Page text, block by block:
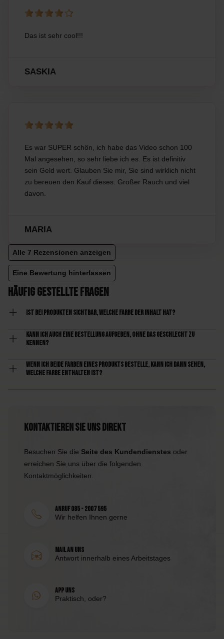
Das ist sehr cool!!!
SASKIA
Es war SUPER schön, ich habe das Video schon 100
Mal angesehen, so sehr liebe ich es. Es ist definitiv
sein Geld wert. Glauben Sie mir, Sie sind wirklich nicht
zu bereuen den Kauf dieses. Großer Rauch und viel
davon.
MARIA
Alle 7 Rezensionen anzeigen
Eine Bewertung hinterlassen
Häufig gestellte Fragen
Ist bei Produkten sichtbar, welche Farbe der Inhalt hat?
Kann ich auch eine Bestellung aufgeben, ohne das Geschlecht zu
kennen?
Wenn ich beide Farben eines Produkts bestelle, kann ich dann sehen,
welche Farbe enthalten ist?
Kontaktieren Sie uns direkt
Besuchen Sie die Seite des Kundendienstes oder
erreichen Sie uns über die folgenden
Kontaktmöglichkeiten.
Anruf 085 - 2007 595
Wir helfen Ihnen gerne
Mail an uns
Antwort innerhalb eines Arbeitstages
App uns
Praktisch, oder?